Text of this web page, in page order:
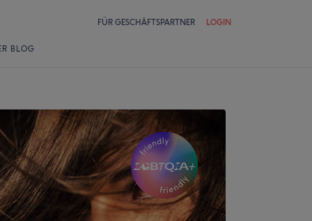
FÜR GESCHÄFTSPARTNER LOGIN
BLOG